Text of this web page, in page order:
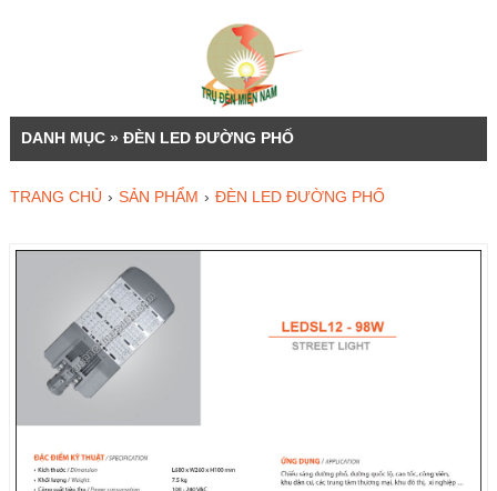
DANH MỤC » ĐÈN LED ĐƯỜNG PHỐ
TRANG CHỦ › SẢN PHẨM › ĐÈN LED ĐƯỜNG PHỐ